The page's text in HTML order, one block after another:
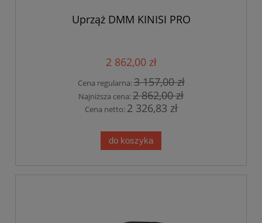
Uprząż DMM KINISI PRO
2 862,00 zł
Cena regularna:3 157,00 zł
Najniższa cena:2 862,00 zł
Cena netto: 2 326,83 zł
do koszyka